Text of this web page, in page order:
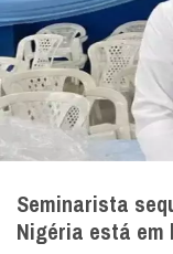
Seminarista
Nigéria está em